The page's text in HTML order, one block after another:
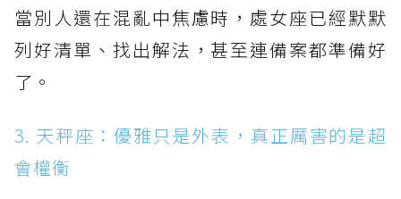
當別人還在混亂中焦慮時，處女座已經默默
列好清單、找出解法，甚至連備案都準備好
了。
3. 天秤座：優雅只是外表，真正厲害的是超
會權衡